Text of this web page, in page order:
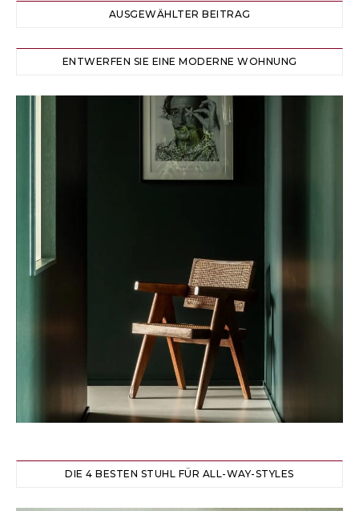
AUSGEWÄHLTER BEITRAG
ENTWERFEN SIE EINE MODERNE WOHNUNG
DIE 4 BESTEN STUHL FÜR ALL-WAY-STYLES